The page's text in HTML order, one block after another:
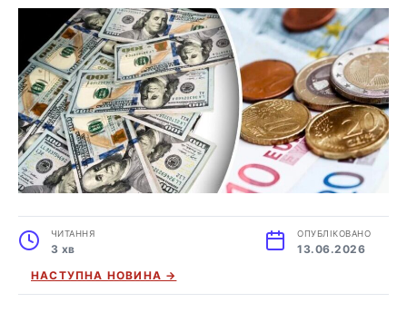
ЧИТАННЯ
3 хв
ОПУБЛІКОВАНО
13.06.2026
НАСТУПНА НОВИНА →